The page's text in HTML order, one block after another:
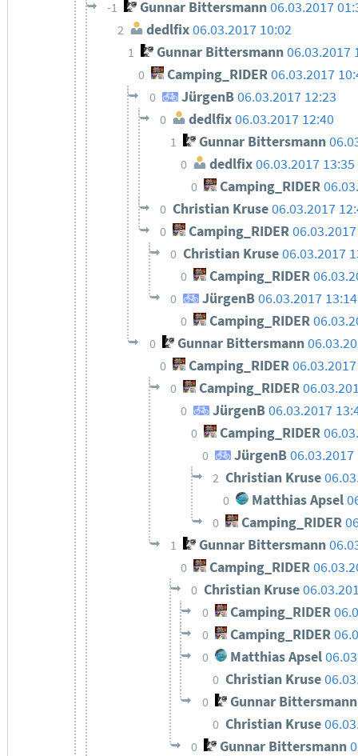
-1 Gunnar Bittersmann 06.03.2017
2 dedlfix06.03.2017 10:02
1 Gunnar Bittersmann06.03.2017
0 Camping_RIDER06.03.2017
0 JürgenB 06.03.2017 12:23
0 dedlfix 06.03.2017 12:40
1 Gunnar Bittersmann
0 dedlfix06.03.2017 13:35
0 Camping_RIDER
0 Christian Kruse06.03.2017
0 Camping_RIDER
0 Christian Kruse06.03.2017
0 Camping_RIDER
0 JürgenB06.03.2017 13:14
0 Camping_RIDER
0 Gunnar Bittersmann
0 Camping_RIDER
0 Camping_RIDER
0 JürgenB06.03.2017
0 Camping_RIDER
0 JürgenB 06.03.2017
2 Christian Kruse
0 Matthias Apsel
0 Camping_RIDER
1 Gunnar Bittersmann
0 Camping_RIDER
0 Christian Kruse
0 Camping_RIDER
0 Camping_RIDER
0 Matthias Apsel
0 Christian Kruse
0 Gunnar Bittersmann
0 Christian Kruse
0 Gunnar Bittersmann